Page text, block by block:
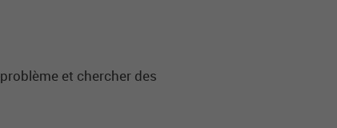
et chercher des